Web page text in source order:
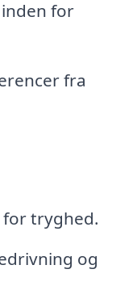
for
fra
tryghed.
og